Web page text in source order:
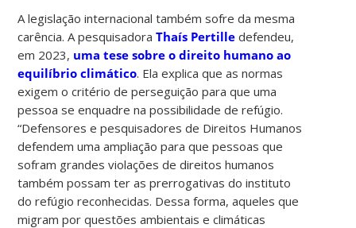
A legislação internacional também sofre da mesma
carência. A pesquisadora Thaís Pertille defendeu,
em 2023, uma tese sobre o direito humano ao
equilíbrio climático. Ela explica que as normas
exigem o critério de perseguição para que uma
pessoa se enquadre na possibilidade de refúgio.
“Defensores e pesquisadores de Direitos Humanos
defendem uma ampliação para que pessoas que
sofram grandes violações de direitos humanos
também possam ter as prerrogativas do instituto
do refúgio reconhecidas. Dessa forma, aqueles que
migram por questões ambientais e climáticas